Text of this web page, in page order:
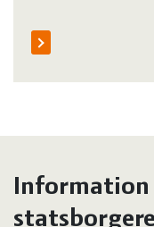
Information
statsborgere